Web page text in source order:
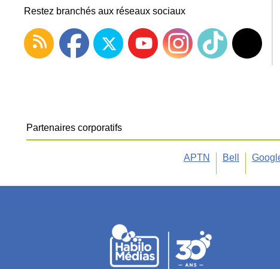
Restez branchés aux réseaux sociaux
Partenaires corporatifs
APTN Bell